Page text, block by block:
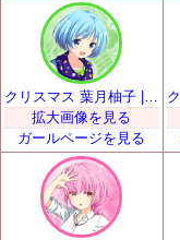
拡大画像を見る
ガールページを見る